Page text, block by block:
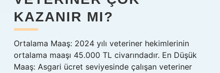
KAZANIR MI?
Ortalama Maaş: 2024 yılı veteriner hekimlerinin
ortalama maaşı 45.000 TL civarındadır. En Düşük
Maaş: Asgari ücret seviyesinde çalışan veteriner